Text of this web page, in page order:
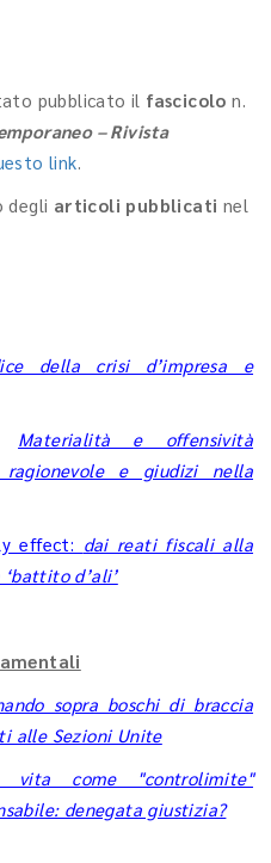
pubblicato il fascicolo n.
– Rivista
link.
degli articoli pubblicati nel
della crisi d’impresa e
Materialità e offensività
ragionevole e giudizi nella
effect: dai reati fiscali alla
d’ali’
sopra boschi di braccia
alle Sezioni Unite
vita come "controlimite"
denegata giustizia?